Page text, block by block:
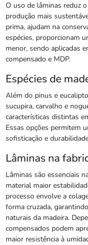
O uso de lâminas reduz
produção mais
prima, ajudam na
espécies, proporcionam
menor, sendo aplicadas
compensado e MDP.
Espécies de
Além do pinus e
sucupira, carvalho e
características distintas
Essas opções permitem
sofisticação e
Lâminas na
Lâminas são essenciais
material maior
processo envolve a
forma cruzada,
naturais da madeira.
compensados podem
maior resistência à